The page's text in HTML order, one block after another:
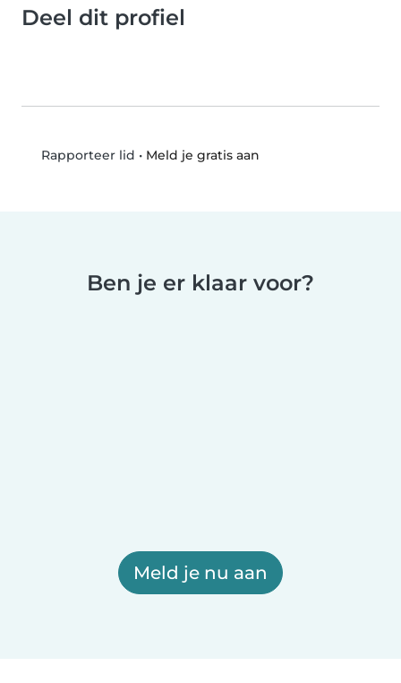
Deel dit profiel
Rapporteer lid • Meld je gratis aan
Ben je er klaar voor?
Meld je nu aan